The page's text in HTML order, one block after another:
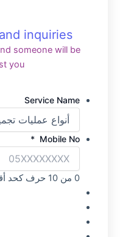
inquiries
someone will be
you
Service Name
Mobile No
*
0 من 10 حرف كحد أقصى